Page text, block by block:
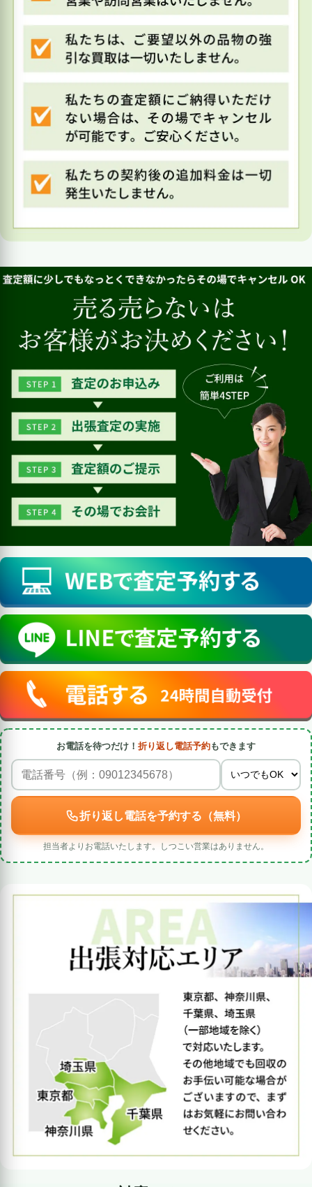
お電話を待つだけ！ 折り返し電話予約もできます
折り返し電話を予約する（無料）
担当者よりお電話いたします。しつこい営業はありません。